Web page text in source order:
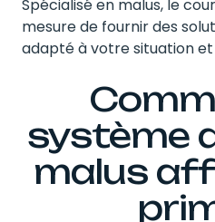
Spécialisé en malus, le
mesure de fournir des
adapté à votre situation
système
malus